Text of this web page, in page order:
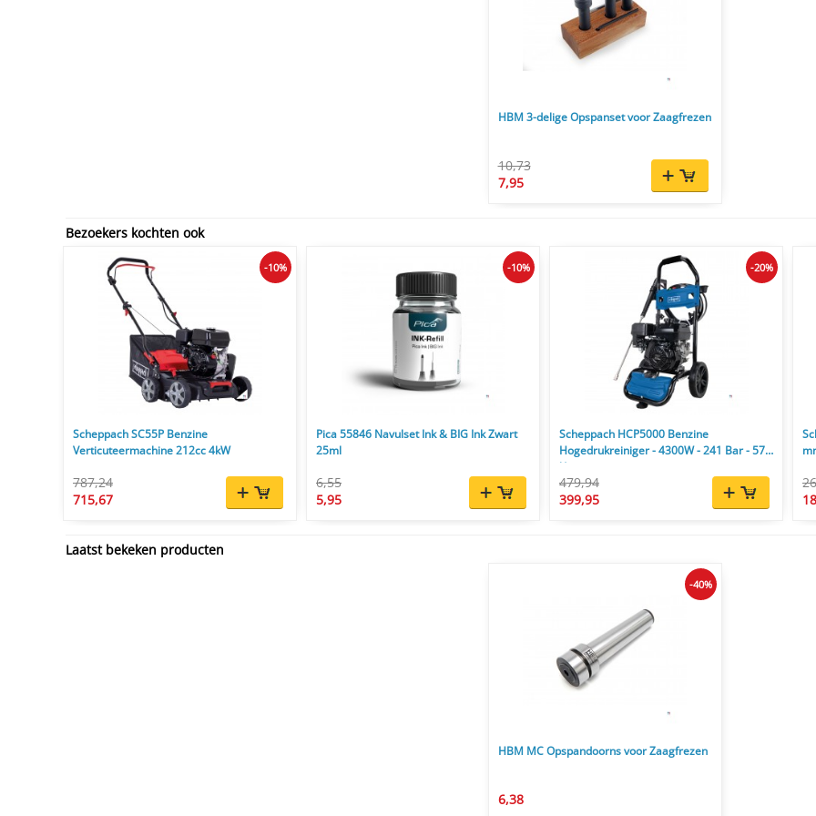
HBM 3-delige Opspanset voor Zaagfrezen
10,73
7,95
Bezoekers kochten ook
Scheppach SC55P Benzine
Verticuteermachine 212cc 4kW
787,24
715,67
-10%
Pica 55846 Navulset Ink & BIG Ink Zwart
25ml
6,55
5,95
-10%
Scheppach HCP5000 Benzine
Hogedrukreiniger - 4300W - 241 Bar - 570
l/u
479,94
399,95
-20%
Laatst bekeken producten
HBM MC Opspandoorns voor Zaagfrezen
6,38
-40%